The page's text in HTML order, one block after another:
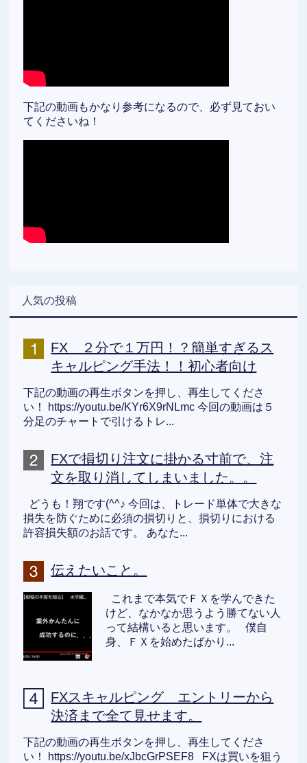
下記の動画もかなり参考になるので、必ず見ておい
てくださいね！
人気の投稿
FX ２分で１万円！？簡単すぎるス
キャルピング手法！！初心者向け
下記の動画の再生ボタンを押し、再生してくださ
い！ https://youtu.be/KYr6X9rNLmc 今回の動画は５
分足のチャートで引けるトレ...
FXで損切り注文に掛かる寸前で、注
文を取り消してしまいました。。
どうも！翔です(^^♪ 今回は、トレード単体で大きな
損失を防ぐために必須の損切りと、損切りにおける
許容損失額のお話です。 あなた...
伝えたいこと。
これまで本気でＦＸを学んできた
けど、なかなか思うよう勝てない人
って結構いると思います。 僕自
身、ＦＸを始めたばかり...
FXスキャルピング エントリーから
決済まで全て見せます。
下記の動画の再生ボタンを押し、再生してくださ
い！ https://youtu.be/xJbcGrPSEF8 FXは買いを狙う